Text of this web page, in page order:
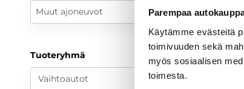
Parempaa
Käytämme evästeitä
toimivuuden sekä
myös sosiaalisen
toimesta.
Muut ajoneuvot
Tuoteryhmä
Vaihtoautot